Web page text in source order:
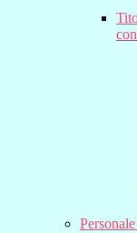
Personale